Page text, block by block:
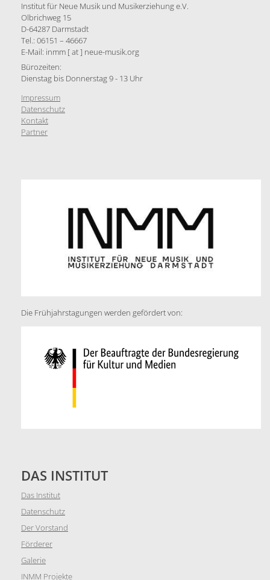
Institut für Neue Musik und Musikerziehung e.V.
Olbrichweg 15
D-64287 Darmstadt
Tel.: 06151 – 46667
E-Mail: inmm [ at ] neue-musik.org
Bürozeiten:
Dienstag bis Donnerstag 9 - 13 Uhr
Impressum
Datenschutz
Kontakt
Partner
Die Frühjahrstagungen werden gefördert von:
DAS INSTITUT
Das Institut
Datenschutz
Der Vorstand
Förderer
Galerie
INMM Projekte